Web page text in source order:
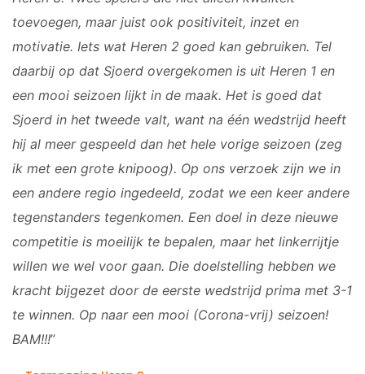
toevoegen, maar juist ook positiviteit, inzet en
motivatie. Iets wat Heren 2 goed kan gebruiken. Tel
daarbij op dat Sjoerd overgekomen is uit Heren 1 en
een mooi seizoen lijkt in de maak. Het is goed dat
Sjoerd in het tweede valt, want na één wedstrijd heeft
hij al meer gespeeld dan het hele vorige seizoen (zeg
ik met een grote knipoog). Op ons verzoek zijn we in
een andere regio ingedeeld, zodat we een keer andere
tegenstanders tegenkomen. Een doel in deze nieuwe
competitie is moeilijk te bepalen, maar het linkerrijtje
willen we wel voor gaan. Die doelstelling hebben we
kracht bijgezet door de eerste wedstrijd prima met 3-1
te winnen. Op naar een mooi (Corona-vrij) seizoen!
BAM!!!”